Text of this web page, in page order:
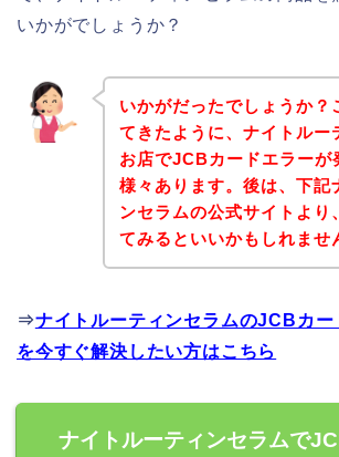
いかがでしょうか？
いかがだったでしょうか？
てきたように、ナイトルー
お店でJCBカードエラーが
様々あります。後は、下記
ンセラムの公式サイトより
てみるといいかもしれませ
⇒ナイトルーティンセラムのJCBカー
を今すぐ解決したい方はこちら
ナイトルーティンセラムで